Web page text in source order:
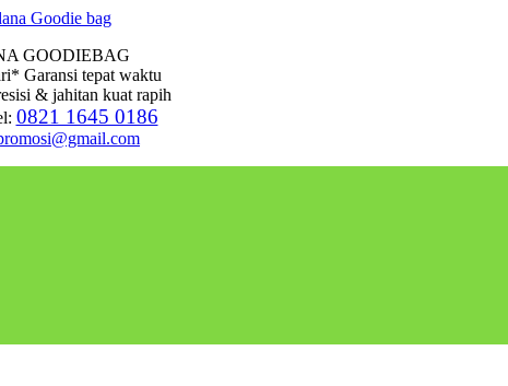
GOODIEBAG
Garansi tepat waktu
& jahitan kuat rapih
0821 1645 0186